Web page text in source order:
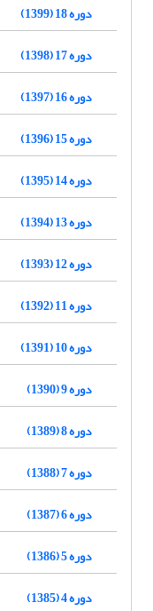
دوره 18 (1399)
دوره 17 (1398)
دوره 16 (1397)
دوره 15 (1396)
دوره 14 (1395)
دوره 13 (1394)
دوره 12 (1393)
دوره 11 (1392)
دوره 10 (1391)
دوره 9 (1390)
دوره 8 (1389)
دوره 7 (1388)
دوره 6 (1387)
دوره 5 (1386)
دوره 4 (1385)